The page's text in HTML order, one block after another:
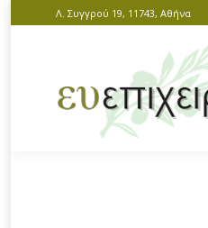
Λ. Συγγρού 19, 11743, Αθήνα